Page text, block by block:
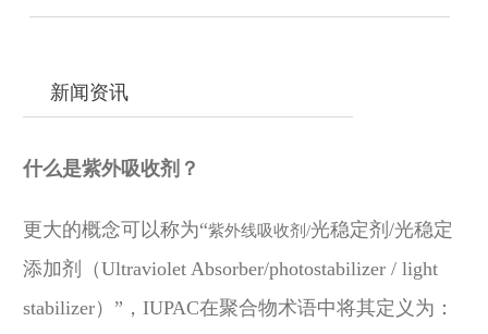
新闻资讯
什么是紫外吸收剂 ？
更大的概念可以称为“紫外线吸收剂/光稳定剂/光稳定
添加剂（Ultraviolet Absorber/photostabilizer / light
stabilizer）”，IUPAC在聚合物术语中将其定义为：